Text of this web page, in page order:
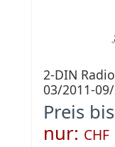
2-DIN
03/2011-
Preis
nur: CHF